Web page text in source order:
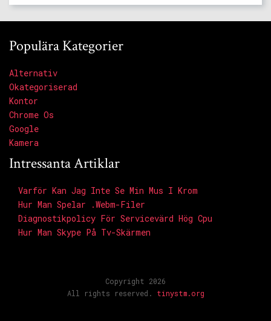
Populära Kategorier
Alternativ
Okategoriserad
Kontor
Chrome Os
Google
Kamera
Intressanta Artiklar
Varför Kan Jag Inte Se Min Mus I Krom
Hur Man Spelar .webm-Filer
Diagnostikpolicy För Servicevärd Hög Cpu
Hur Man Skype På Tv-Skärmen
Copyright 2026
All rights reserved. tinystm.org